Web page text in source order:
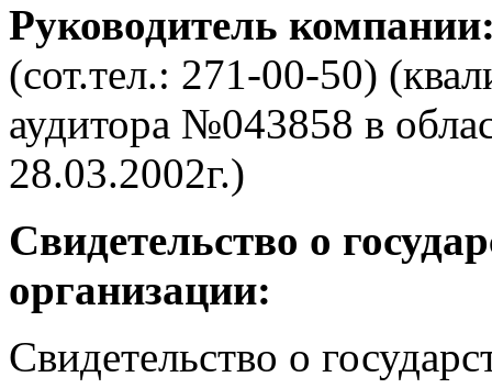
Руководитель
(сот.тел.: 271-00-50)
аудитора №043858 в
28.03.2002г.)
Свидетельство о
организации:
Свидетельство о